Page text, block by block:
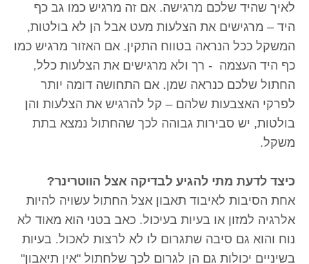
לאיך שהיד שלכם מרגישה. אם זה מרגיש כמו גב כף
היד – מרגישים את הצלעות מעט אבל הן לא בולטות,
המשקל ככל הנראה בטווח התקין. אם האזור מרגיש כמו
כף היד העצמה - רך ולא מרגישים את הצלעות כלל,
החתול שלכם כנראה שמן. אם התחושה דומה יותר
לפרקי האצבעות שלהם – קל להרגיש את הצלעות והן
בולטות, יש סבירות גבוהה לכך שהחתול נמצא בתת
משקל.
כיצד לדעת מתי להגיע לבדיקה אצל הווטרינר?
אחת הסיבות לאיבוד תאבון אצל החתול עשויה להיות
אלרגיה למזון או בעיות בעיכול. כאב בטני הוא מאוד לא
נוח והוא גם סיבה שתגרום לו לא לרצות לאכול. בעיות
בשיניים יכולות גם הן לגרום לכך שלחתול "אין תיאבון"